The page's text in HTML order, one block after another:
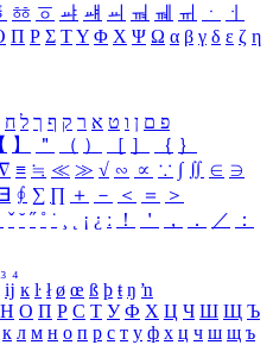
ㆅ ㆆ ㆇ ㆈ ㆉ ㆊ ㆋ ㆌ ㆍ
ㆎ
Π Ρ Σ ΤΥ Φ Χ Ψ Ω α β γ δ ε ζ η
פ ם ן ו ט א ר ק ף ך ל ח
】 ＂ （ ） ［ ］ ｛ ｝
≡ ≒ ≪ ≫ √ ∽ ∝ ∵ ∫ ∬ ∈ ∋
∃ ∮ ∑ ∏ ＋ － ＜ ＝
＞
ˇ ˘ ˝ ˚ ˙ ¸ ¡ ¿ ː ！ ＇ ， ． ／
：
₃ ₄
ĳ ĸ ŀ ł ø œ ß þ ŧ ŋ ŉ
Н О П Р С Т У Ф Х Ц Ч Ш Щ Ъ
к л м н о п р с т у ф х ц ч ш щ ъ